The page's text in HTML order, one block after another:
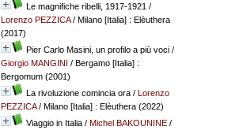
Le magnifiche ribelli, 1917-1921 /
Lorenzo PEZZICA/ Milano [Italia] : Elèuthera
(2017)
Pier Carlo Masini, un profilo a più voci/
Giorgio MANGINI / Bergamo [Italia] :
Bergomum (2001)
La rivoluzione comincia ora/ Lorenzo
PEZZICA/ Milano [Italia] : Elèuthera (2022)
Viaggio in Italia/ Michel BAKOUNINE/